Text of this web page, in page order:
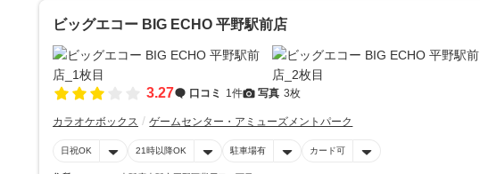
ビッグエコー BIG ECHO 平野駅前店
3.27 口コミ 1件 写真 3枚
カラオケボックス ゲームセンター・アミューズメントパーク
日祝OK 21時以降OK 駐車場有 カード可